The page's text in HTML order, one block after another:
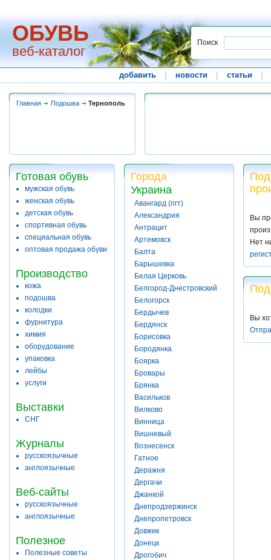
ОБУВЬ
веб-каталог
Поиск
добавить новости статьи
Главная Подошва Тернополь
Готовая обувь
мужская обувь
женская обувь
детская обувь
спортивная обувь
специальная обувь
оптовая продажа обуви
Производство
кожа
подошва
колодки
фурнитура
химия
оборудование
упаковка
лейбы
услуги
Выставки
СНГ
Журналы
русскоязычные
англоязычные
Веб-сайты
русскоязычные
англоязычные
Полезное
Полезные советы
Города
Украина
Авангард (пгт)
Александрия
Антрацит
Артемовск
Балта
Барышевка
Белая Церковь
Белгород-Днестровский
Белогорск
Бердычев
Бердянск
Борисовка
Бородянка
Боярка
Бровары
Брянка
Васильков
Вилково
Винница
Вишневый
Вознесенск
Гатное
Деражня
Дергачи
Джанкой
Днепродзержинск
Днепропетровск
Довжик
Донецк
Дрогобич
Вы
Нет
Вы